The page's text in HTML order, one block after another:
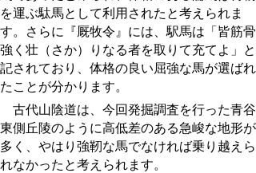
を運ぶ駄馬として利用されたと考えられま
す。さらに『厩牧令』には、駅馬は「皆筋骨
強く壮（さか）りなる者を取りて充てよ」と
記されており、体格の良い屈強な馬が選ばれ
たことが分かります。
古代山陰道は、今回発掘調査を行った青谷
東側丘陵のように高低差のある急峻な地形が
多く、やはり強靭な馬でなければ乗り越えら
れなかったと考えられます。